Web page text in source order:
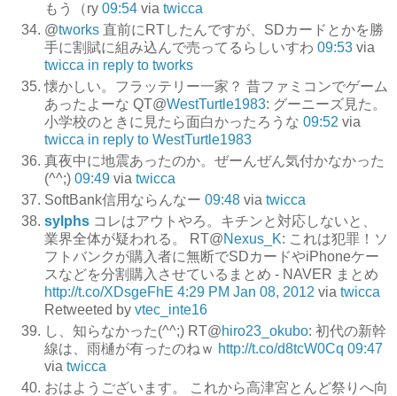
もう（ry 09:54 via twicca
@tworks 直前にRTしたんですが、SDカードとかを勝
手に割賦に組み込んで売ってるらしいすわ 09:53 via
twicca in reply to tworks
懐かしい。フラッテリー一家？ 昔ファミコンでゲーム
あったよーな QT@WestTurtle1983: グーニーズ見た。
小学校のときに見たら面白かったろうな 09:52 via
twicca in reply to WestTurtle1983
真夜中に地震あったのか。ぜーんぜん気付かなかった
(^^;) 09:49 via twicca
SoftBank信用ならんなー 09:48 via twicca
sylphs コレはアウトやろ。キチンと対応しないと、
業界全体が疑われる。 RT@Nexus_K: これは犯罪！ソ
フトバンクが購入者に無断でSDカードやiPhoneケー
スなどを分割購入させているまとめ - NAVER まとめ
http://t.co/XDsgeFhE 4:29 PM Jan 08, 2012 via twicca
Retweeted by vtec_inte16
し、知らなかった(^^;) RT@hiro23_okubo: 初代の新幹
線は、雨樋が有ったのねｗ http://t.co/d8tcW0Cq 09:47
via twicca
おはようございます。 これから高津宮とんど祭りへ向